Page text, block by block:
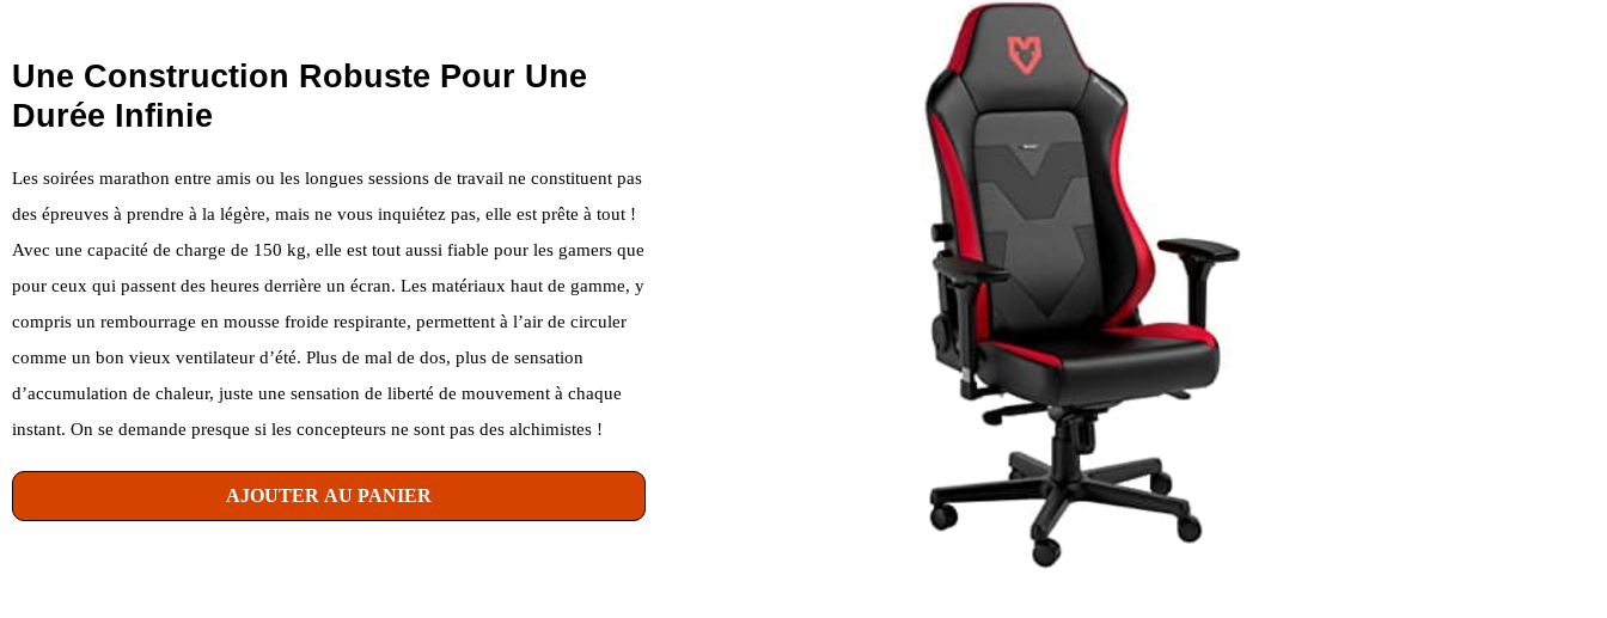
Une Construction Robuste Pour Une
Durée Infinie
Les soirées marathon entre amis ou les longues sessions de travail ne constituent pas
des épreuves à prendre à la légère, mais ne vous inquiétez pas, elle est prête à tout !
Avec une capacité de charge de 150 kg, elle est tout aussi fiable pour les gamers que
pour ceux qui passent des heures derrière un écran. Les matériaux haut de gamme, y
compris un rembourrage en mousse froide respirante, permettent à l’air de circuler
comme un bon vieux ventilateur d’été. Plus de mal de dos, plus de sensation
d’accumulation de chaleur, juste une sensation de liberté de mouvement à chaque
instant. On se demande presque si les concepteurs ne sont pas des alchimistes !
AJOUTER AU PANIER